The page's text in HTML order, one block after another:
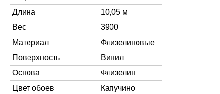
Длина
10,05 м
Вес
3900
Материал
Флизелиновые
Поверхность
Винил
Основа
Флизелин
Цвет обоев
Капучино